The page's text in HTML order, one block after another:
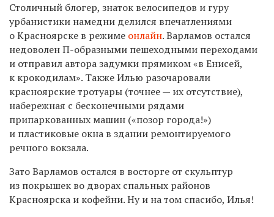
Столичный блогер, знаток велосипедов и гуру
урбанистики намедни делился впечатлениями
о Красноярске в режиме онлайн. Варламов остался
недоволен П-образными пешеходными переходами
и отправил автора задумки прямиком«в Енисей,
к крокодилам». Также Илью разочаровали
красноярские тротуары (точнее — их отсутствие),
набережная с бесконечными рядами
припаркованных машин («позор города!»)
и пластиковые окна в здании ремонтируемого
речного вокзала.
Зато Варламов остался в восторге от скульптур
из покрышек во дворах спальных районов
Красноярска и кофейни. Ну и на том спасибо, Илья!